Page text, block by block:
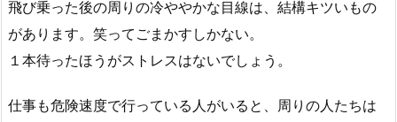
飛び乗った後の周りの冷ややかな目線は、結構キツいもの
があります。笑ってごまかすしかない。
１本待ったほうがストレスはないでしょう。
仕事も危険速度で行っている人がいると、周りの人たちは